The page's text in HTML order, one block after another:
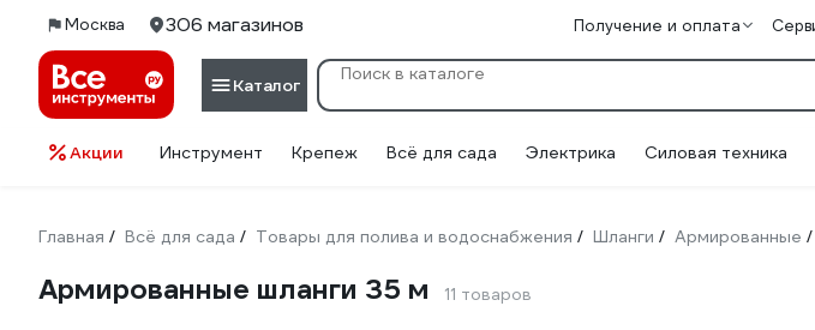
Москва 306 магазинов Получение и оплата
Каталог
Акции Инструмент Крепеж Всё для сада Электрика Силовая техника
Главная / Всё для сада / Товары для полива и водоснабжения / Шланги / Армированные /
Армированные шланги 35 м 11 товаров